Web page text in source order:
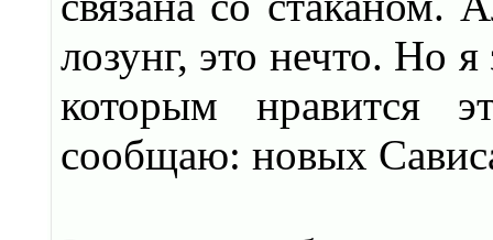
лозунг, это нечто. Но
которым нравится
сообщаю: новых